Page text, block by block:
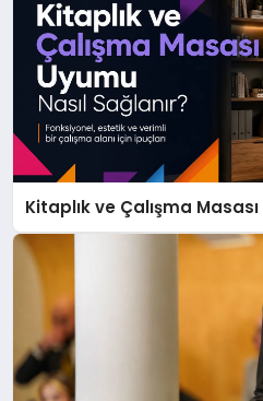
Kitaplık ve Çalışma